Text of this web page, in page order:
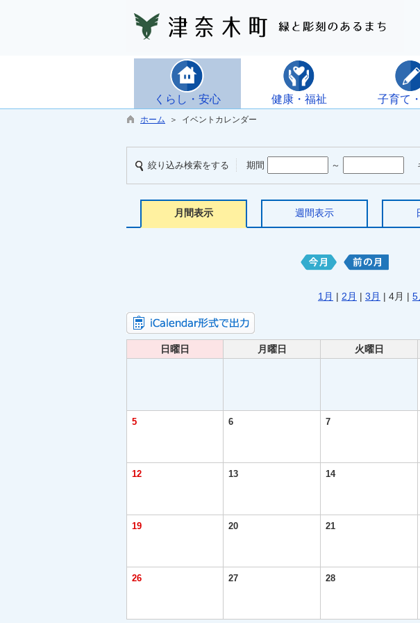
くらし・安心 健康・福祉 子育て
ホーム ＞ イベントカレンダー
絞り込み検索をする 期間 ～
月間表示 週間表示
1月 | 2月 | 3月 | 4月 | 5
日曜日 月曜日 火曜日
5 6 7
12 13 14
19 20 21
26 27 28